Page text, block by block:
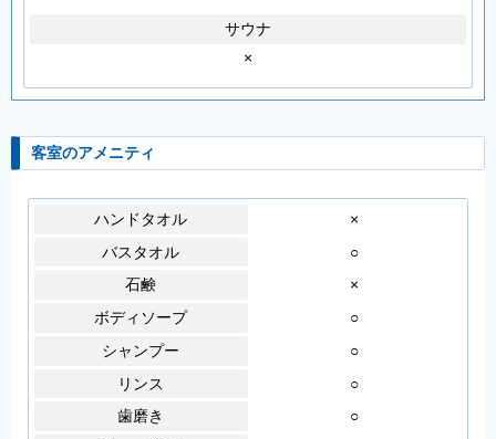
サウナ
×
客室のアメニティ
ハンドタオル
×
バスタオル
○
石鹸
×
ボディソープ
○
シャンプー
○
リンス
○
歯磨き
○